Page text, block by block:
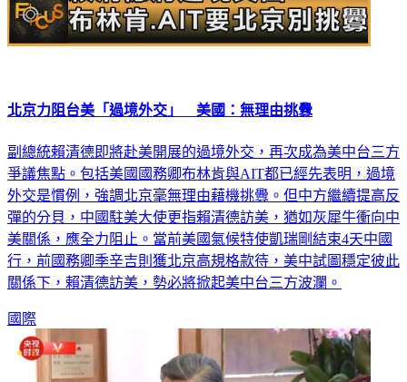
北京力阻台美「過境外交」 美國：無理由挑釁
副總統賴清德即將赴美開展的過境外交，再次成為美中台三方
爭議焦點。包括美國國務卿布林肯與AIT都已經先表明，過境
外交是慣例，強調北京毫無理由藉機挑釁。但中方繼續提高反
彈的分貝，中國駐美大使更指賴清德訪美，猶如灰犀牛衝向中
美關係，應全力阻止。當前美國氣候特使凱瑞剛結束4天中國
行，前國務卿季辛吉則獲北京高規格款待，美中試圖穩定彼此
關係下，賴清德訪美，勢必將掀起美中台三方波瀾。
國際